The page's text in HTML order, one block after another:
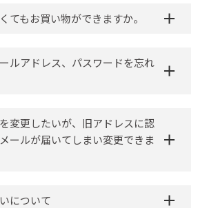
てもお買い物ができますか。
ルアドレス、パスワードを忘れ
変更したいが、旧アドレスに認
ールが届いてしまい変更できま
について